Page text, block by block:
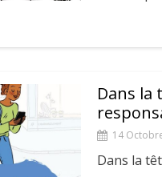
Dans la
14
Dans la